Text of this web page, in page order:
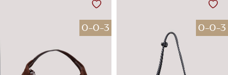
0-0-3 0-0-3